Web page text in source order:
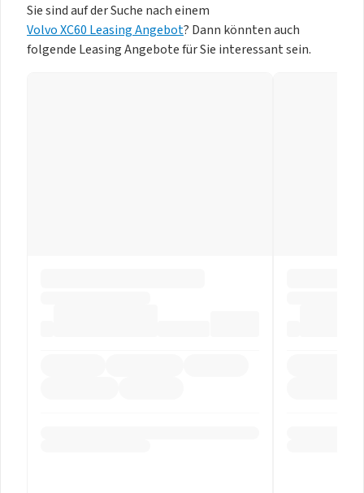
Sie sind auf der Suche nach einem
Volvo XC60 Leasing Angebot? Dann könnten auch
folgende Leasing Angebote für Sie interessant sein.